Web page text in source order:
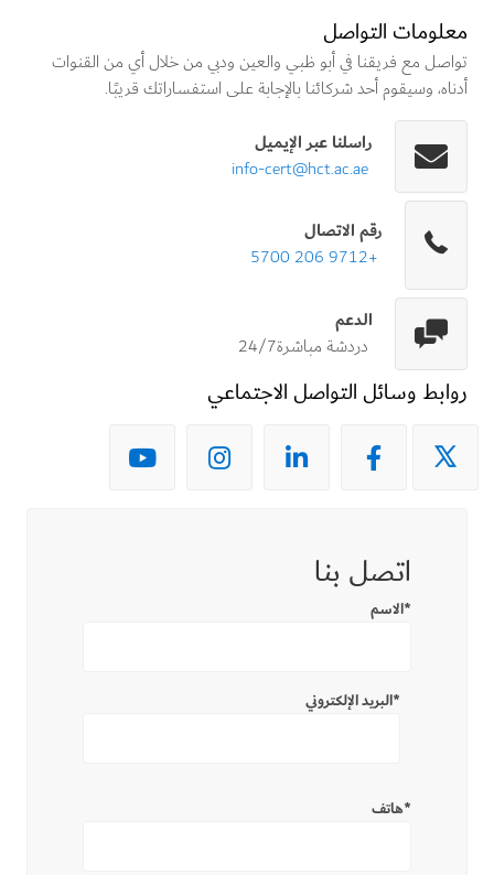
معلومات التواصل
تواصل مع فريقنا في أبو ظبي والعين ودبي من خلال أي من القنوات
أدناه، وسيقوم أحد شركائنا بالإجابة على استفساراتك قريبًا.
راسلنا عبر الإيميل
info-cert@hct.ac.ae
رقم الاتصال
+9712 206 5700
الدعم
دردشة مباشرة24/7
روابط وسائل التواصل الاجتماعي
اتصل بنا
الاسم*
البريد الإلكتروني*
هاتف*